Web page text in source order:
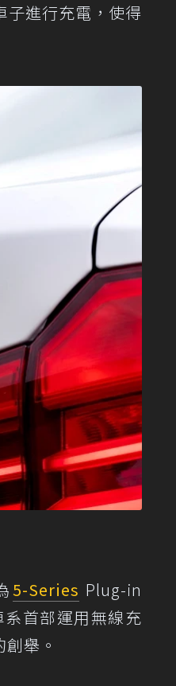
子進行充電，使得
5-Series Plug-in
首部運用無線充
舉。